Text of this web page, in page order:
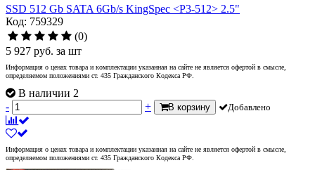
SSD 512 Gb SATA 6Gb/s KingSpec <P3-512> 2.5"
Код: 759329
(0)
5 927 руб. за шт
Информация о ценах товара и комплектации указанная на сайте не является офертой в смысле,
определяемом положениями ст. 435 Гражданского Кодекса РФ.
В наличии 2
-
+ В корзину Добавлено
Информация о ценах товара и комплектации указанная на сайте не является офертой в смысле,
определяемом положениями ст. 435 Гражданского Кодекса РФ.